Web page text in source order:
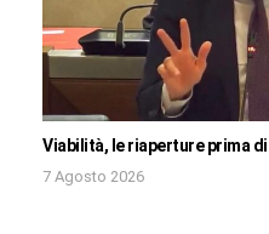
Viabilità, le riaperture prima
7 Agosto 2026